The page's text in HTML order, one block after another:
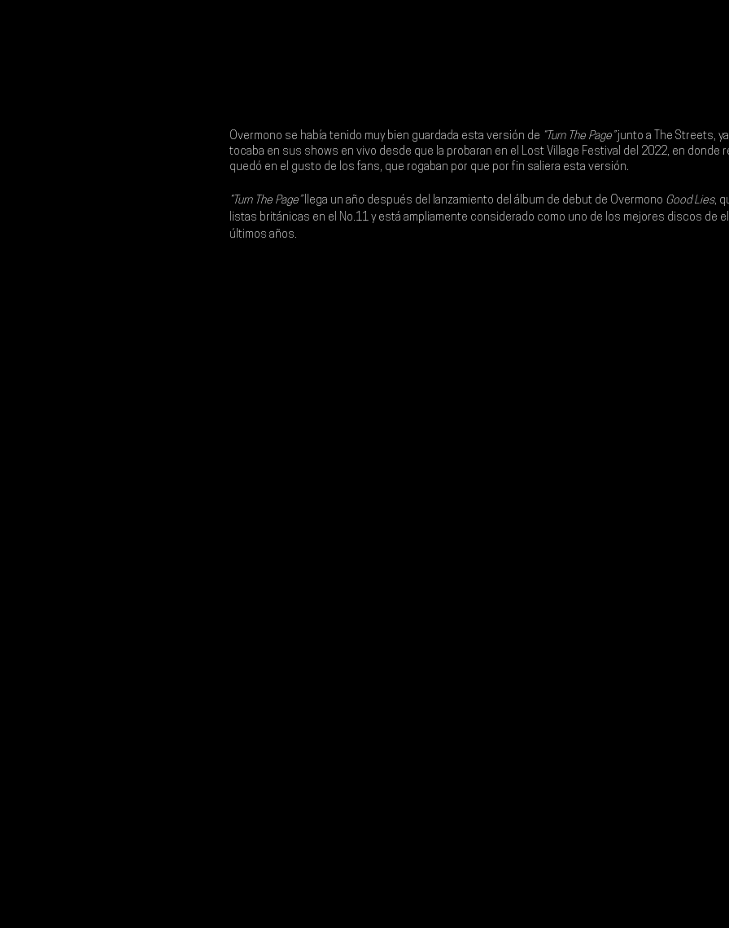
Overmono se había tenido muy bien guardada esta versión de “Turn The Page” junto a The Streets,
tocaba en sus shows en vivo desde que la probaran en el Lost Village Festival del 2022, en donde
quedó en el gusto de los fans, que rogaban por que por fin saliera esta versión.
“Turn The Page” llega un año después del lanzamiento del álbum de debut de Overmono Good Lies,
listas británicas en el No.11 y está ampliamente considerado como uno de los mejores discos de
últimos años.